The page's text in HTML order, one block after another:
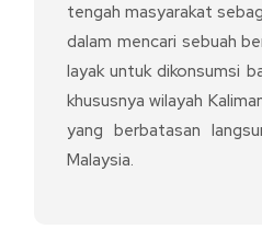
tengah masyarakat
dalam mencari sebuah
layak untuk dikonsumsi
khususnya wilayah
yang berbatasan
Malaysia.